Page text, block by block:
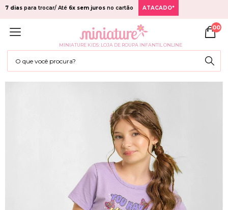
7 dias para trocar/ Até 6x sem juros no cartão ATACADO*
MINIATURE KIDS: LOJA DE ROUPA INFANTIL ONLINE
00